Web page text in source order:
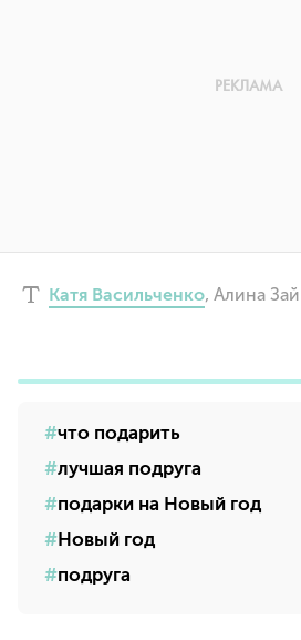
Катя Васильченко, Алина
что подарить
лучшая подруга
подарки на Новый год
Новый год
подруга